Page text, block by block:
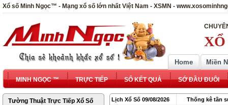
Xổ số Minh Ngọc™ - Mạng xổ số lớn nhất Việt Nam - XSMN -
Home Miền
MINH NGỌC ™ TRỰC TIẾP SỔ KẾT QUẢ SỚ ĐẦU ĐUÔI
Tường Thuật Trực Tiếp Xổ Số Lịch Xổ Số 09/08/2026
Thống kê tần